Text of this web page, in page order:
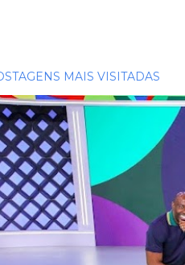
MAIS VISITADAS